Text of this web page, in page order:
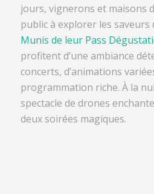
jours, vignerons et maisons
public à explorer les
Munis de leur Pass
profitent d’une ambiance
concerts, d’animations
programmation riche. À la
spectacle de drones
deux soirées magiques.